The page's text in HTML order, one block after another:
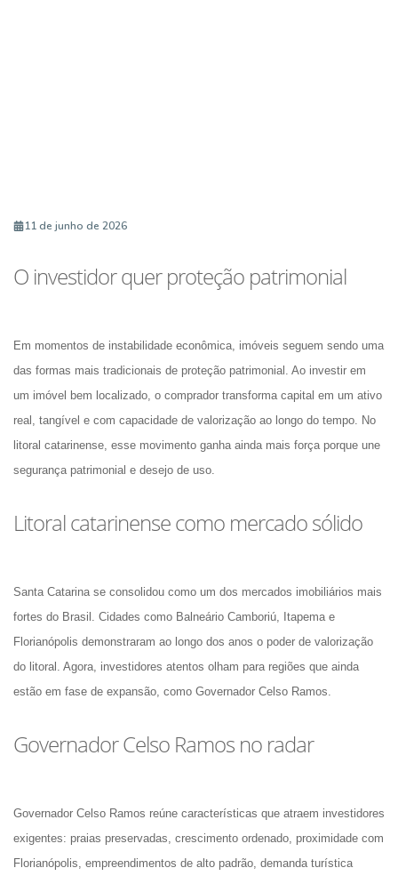
11 de junho de 2026
O investidor quer proteção patrimonial
Em momentos de instabilidade econômica, imóveis seguem sendo uma
das formas mais tradicionais de proteção patrimonial. Ao investir em
um imóvel bem localizado, o comprador transforma capital em um ativo
real, tangível e com capacidade de valorização ao longo do tempo. No
litoral catarinense, esse movimento ganha ainda mais força porque une
segurança patrimonial e desejo de uso.
Litoral catarinense como mercado sólido
Santa Catarina se consolidou como um dos mercados imobiliários mais
fortes do Brasil. Cidades como Balneário Camboriú, Itapema e
Florianópolis demonstraram ao longo dos anos o poder de valorização
do litoral. Agora, investidores atentos olham para regiões que ainda
estão em fase de expansão, como Governador Celso Ramos.
Governador Celso Ramos no radar
Governador Celso Ramos reúne características que atraem investidores
exigentes: praias preservadas, crescimento ordenado, proximidade com
Florianópolis, empreendimentos de alto padrão, demanda turística